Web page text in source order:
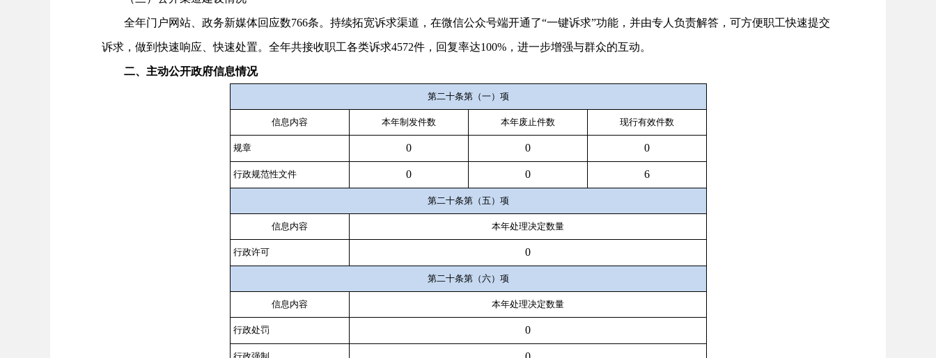
全年门户网站、政务新媒体回应数766条。持续拓宽诉求渠道，在微信公众号端开通了“一键诉求”功能，并由专人负责解答，可方便职工快速提交
诉求，做到快速响应、快速处置。全年共接收职工各类诉求4572件，回复率达100%，进一步增强与群众的互动。
二、主动公开政府信息情况
第二十条第（一）项
信息内容 本年制 发件数 本年废止件数 现行有效件数
规章 0 0 0
行政规范性文件 0 0 6
第二十条第（五）项
信息内容 本年处理决定数量
行政许可 0
第二十条第（六）项
信息内容 本年处理决定数量
行政处罚 0